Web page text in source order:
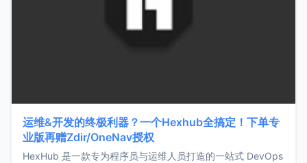
运维&开发的终极利器？一个Hexhub全搞定！下单专
业版再赠Zdir/OneNav授权
HexHub 是一款专为程序员与运维人员打造的一站式 DevOps